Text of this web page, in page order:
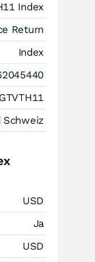
Index
Return
Index
Schweiz
USD
Ja
USD